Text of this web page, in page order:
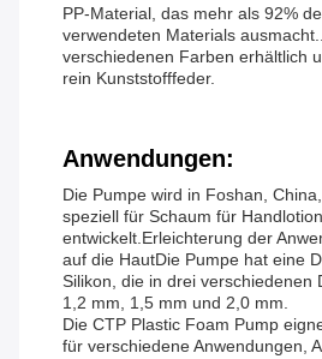
PP-Material, das mehr als 92%
verwendeten Materials
verschiedenen Farben erhältlich
rein Kunststofffeder.
Anwendungen:
Die Pumpe wird in Foshan,
speziell für Schaum für Handlotion
entwickelt.Erleichterung der
auf die HautDie Pumpe hat eine
Silikon, die in drei verschiedenen
1,2 mm, 1,5 mm und 2,0 mm.
Die CTP Plastic Foam Pump
für verschiedene Anwendungen,